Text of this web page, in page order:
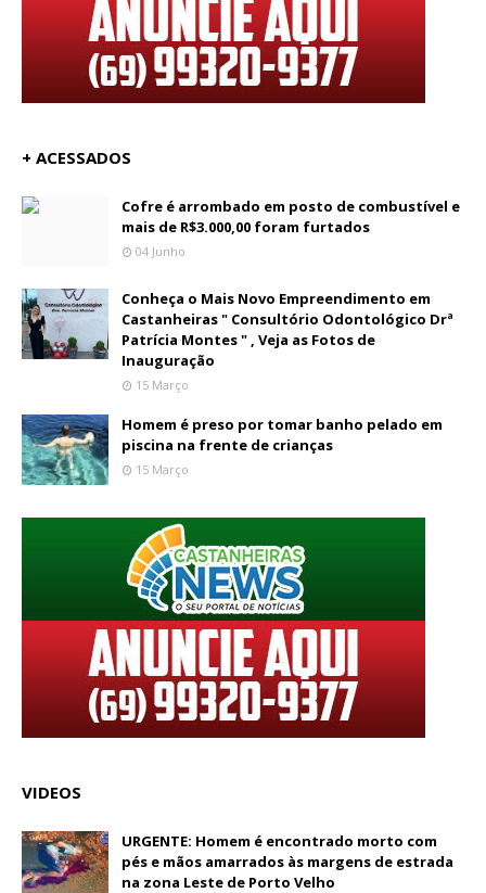
+ ACESSADOS
Cofre é arrombado em posto de combustível e
mais de R$3.000,00 foram furtados
04 Junho
Conheça o Mais Novo Empreendimento em
Castanheiras " Consultório Odontológico Drª
Patrícia Montes " , Veja as Fotos de
Inauguração
15 Março
Homem é preso por tomar banho pelado em
piscina na frente de crianças
15 Março
VIDEOS
URGENTE: Homem é encontrado morto com
pés e mãos amarrados às margens de estrada
na zona Leste de Porto Velho